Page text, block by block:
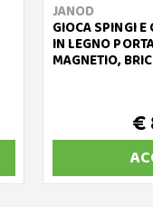
JANOD
GIOCA SPINGI
IN LEGNO
MAGNETIO,
€